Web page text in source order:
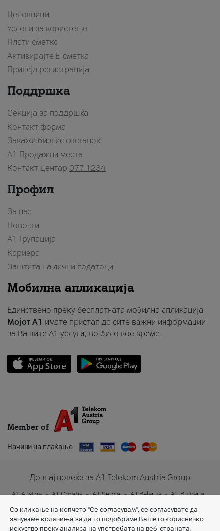
Ценовници
Услови за користење
Плати сметка
Активирајте Е-сметка
Припејд регистрација
Поддршка
Секција за поддршка
Контакт форма
Закажи бизнис состанок
A1 Продажни места
Контакт центар 077 1234
Профил
За нас
Новости
А1 Групација
Кариера
Заштита на лични податоци
Мобилна апликација
Единствено преку бесплатната мобилна апликација
Мојот A1 имате пристап до сите важни информации
за Вашите A1 услуги, во било кое време.
Member of
Начини на плаќање
Дознај повеќе за A1 Telekom Austria Group
A1 Austria A1 Croatia A1 Serbia A1 Belarus
A1 Bulgaria
Со кликање на копчето "Се согласувам", се согласувате да
зачуваме колачиња за да го подобриме Вашето корисничко
искуство преку анализа на употребата на веб-страната,